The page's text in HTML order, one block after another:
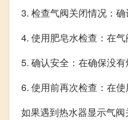
3. 检查气阀关闭情况：
4. 使用肥皂水检查：在
5. 确认安全：在确保没
6. 使用前再次检查：在
如果遇到热水器显示气